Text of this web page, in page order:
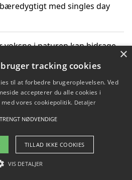
med singles day
i naturen kan bidrage
vigtige datoer for CO2-
2026 - Pilanto Aps
×
tracking cookies
til at forbedre brugeroplevelsen. Ved
accepterer du alle cookies i
vores cookiepolitik. Detaljer
NØDVENDIGE
TILLAD IKKE COOKIES
VIS DETALJER